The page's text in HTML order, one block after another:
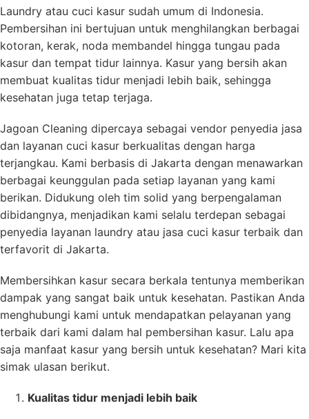
Laundry atau cuci kasur sudah umum di Indonesia.
Pembersihan ini bertujuan untuk menghilangkan berbagai
kotoran, kerak, noda membandel hingga tungau pada
kasur dan tempat tidur lainnya. Kasur yang bersih akan
membuat kualitas tidur menjadi lebih baik, sehingga
kesehatan juga tetap terjaga.
Jagoan Cleaning dipercaya sebagai vendor penyedia jasa
dan layanan cuci kasur berkualitas dengan harga
terjangkau. Kami berbasis di Jakarta dengan menawarkan
berbagai keunggulan pada setiap layanan yang kami
berikan. Didukung oleh tim solid yang berpengalaman
dibidangnya, menjadikan kami selalu terdepan sebagai
penyedia layanan laundry atau jasa cuci kasur terbaik dan
terfavorit di Jakarta.
Membersihkan kasur secara berkala tentunya memberikan
dampak yang sangat baik untuk kesehatan. Pastikan Anda
menghubungi kami untuk mendapatkan pelayanan yang
terbaik dari kami dalam hal pembersihan kasur. Lalu apa
saja manfaat kasur yang bersih untuk kesehatan? Mari kita
simak ulasan berikut.
Kualitas tidur menjadi lebih baik